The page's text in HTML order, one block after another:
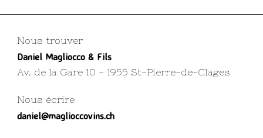
Nous trouver
Daniel Magliocco & Fils
Av. de la Gare 10 - 1955 St-Pierre-de-Clages
Nous écrire
daniel@maglioccovins.ch